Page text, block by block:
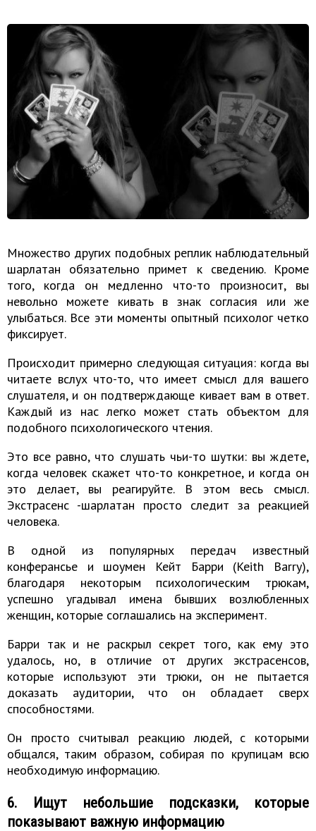
Множество других подобных реплик наблюдательный
шарлатан обязательно примет к сведению. Кроме
того, когда он медленно что-то произносит, вы
невольно можете кивать в знак согласия или же
улыбаться. Все эти моменты опытный психолог четко
фиксирует.
Происходит примерно следующая ситуация: когда вы
читаете вслух что-то, что имеет смысл для вашего
слушателя, и он подтверждающе кивает вам в ответ.
Каждый из нас легко может стать объектом для
подобного психологического чтения.
Это все равно, что слушать чьи-то шутки: вы ждете,
когда человек скажет что-то конкретное, и когда он
это делает, вы реагируйте. В этом весь смысл.
Экстрасенс -шарлатан просто следит за реакцией
человека.
В одной из популярных передач известный
конферансье и шоумен Кейт Барри (Keith Barry),
благодаря некоторым психологическим трюкам,
успешно угадывал имена бывших возлюбленных
женщин, которые соглашались на эксперимент.
Барри так и не раскрыл секрет того, как ему это
удалось, но, в отличие от других экстрасенсов,
которые используют эти трюки, он не пытается
доказать аудитории, что он обладает сверх
способностями.
Он просто считывал реакцию людей, с которыми
общался, таким образом, собирая по крупицам всю
необходимую информацию.
6. Ищут небольшие подсказки, которые
показывают важную информацию